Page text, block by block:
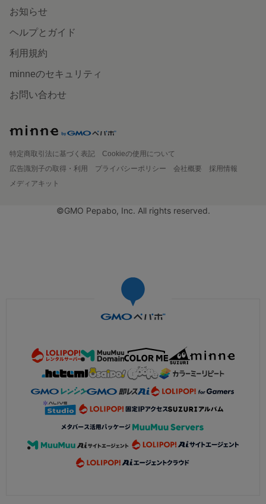
お知らせ
ヘルプとガイド
利用規約
minneのセキュリティ
お問い合わせ
特定商取引法に基づく表記
Cookieの使用について
広告識別子の取得・利用
プライバシーポリシー 会社概要
採用情報
メディアキット
©GMO Pepabo, Inc. All rights reserved.